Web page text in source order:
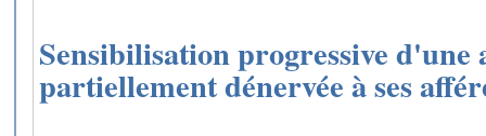
Sensibilisation progressive
partiellement dénervée à ses